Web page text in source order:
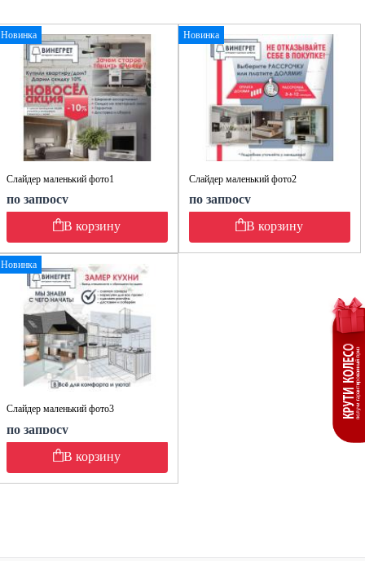
Новинка
Слайдер маленький фото1
по запросу
В корзину
Новинка
Слайдер маленький фото2
по запросу
В корзину
Новинка
Слайдер маленький фото3
по запросу
В корзину